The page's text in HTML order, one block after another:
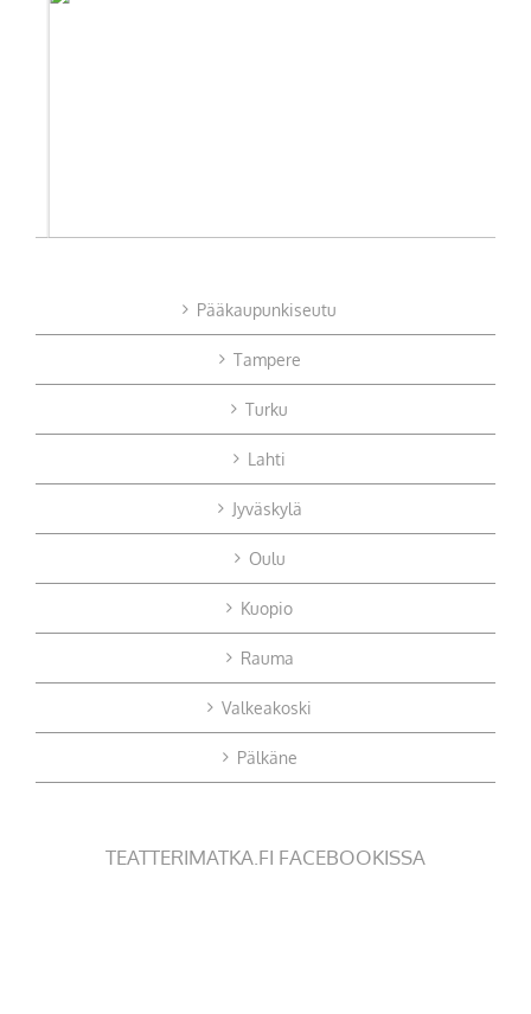
Pääkaupunkiseutu
Tampere
Turku
Lahti
Jyväskylä
Oulu
Kuopio
Rauma
Valkeakoski
Pälkäne
TEATTERIMATKA.FI FACEBOOKISSA